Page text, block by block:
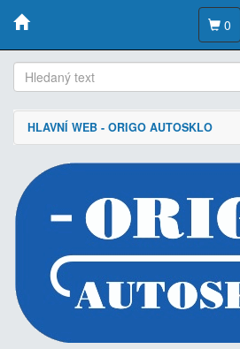
0
HLAVNÍ WEB - ORIGO AUTOSKLO